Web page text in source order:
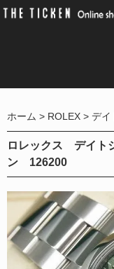
ホーム ROLEX デイ
ロレックス デイト
ン 126200